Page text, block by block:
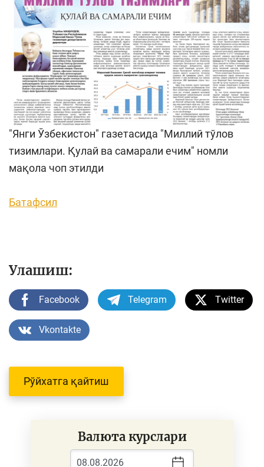
"Янги Ўзбекистон" газетасида "Миллий тўлов
тизимлари. Қулай ва самарали ечим" номли
мақола чоп этилди
Батафсил
Улашиш:
Facebook Telegram Twitter
Vkontakte
Рўйхатга қайтиш
Валюта курслари